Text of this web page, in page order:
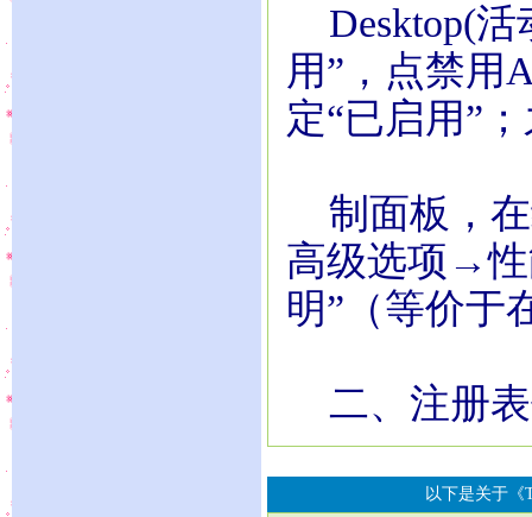
Desktop(活
用”，点禁用
定“已启用”
制面板，在
高级选项→
明”（等价于
二、注册
以下是关于《